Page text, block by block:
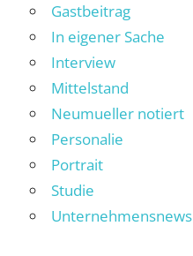
Gastbeitrag
In eigener Sache
Interview
Mittelstand
Neumueller notiert
Personalie
Portrait
Studie
Unternehmensnews